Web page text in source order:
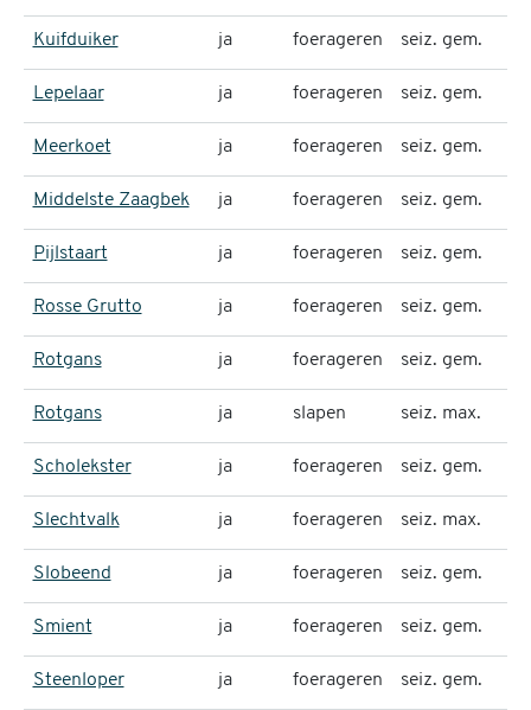
Kuifduiker ja foerageren seiz. gem.
Lepelaar ja foerageren seiz. gem.
Meerkoet ja foerageren seiz. gem.
Middelste Zaagbek ja foerageren seiz. gem.
Pijlstaart ja foerageren seiz. gem.
Rosse Grutto ja foerageren seiz. gem.
Rotgans ja foerageren seiz. gem.
Rotgans ja slapen seiz. max.
Scholekster ja foerageren seiz. gem.
Slechtvalk ja foerageren seiz. max.
Slobeend ja foerageren seiz. gem.
Smient ja foerageren seiz. gem.
Steenloper ja foerageren seiz. gem.